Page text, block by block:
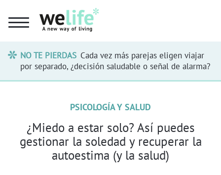
NO TE PIERDAS Cada vez más parejas eligen viajar
por separado, ¿decisión saludable o señal de alarma?
PSICOLOGÍA Y SALUD
¿Miedo a estar solo? Así puedes
gestionar la soledad y recuperar la
autoestima (y la salud)